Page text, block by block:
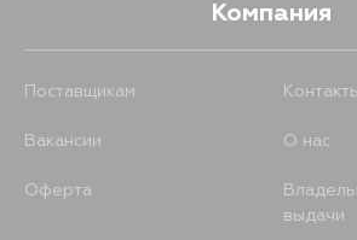
Компания
Поставщикам
Вакансии О нас
Оферта
выдачи